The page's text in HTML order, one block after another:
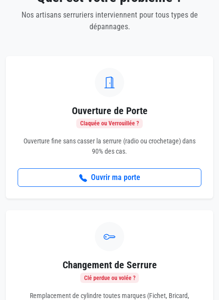
Nos artisans serruriers interviennent pour tous types de
dépannages.
Ouverture de Porte
Claquée ou Verrouillée ?
Ouverture fine sans casser la serrure (radio ou crochetage) dans
90% des cas.
Ouvrir ma porte
Changement de Serrure
Clé perdue ou volée ?
Remplacement de cylindre toutes marques (Fichet, Bricard,